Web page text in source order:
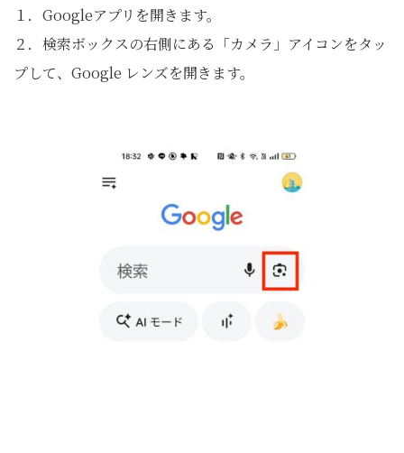
１．Googleアプリを開きます。
２．検索ボックスの右側にある「カメラ」アイコンをタッ
プして、Google レンズを開きます。